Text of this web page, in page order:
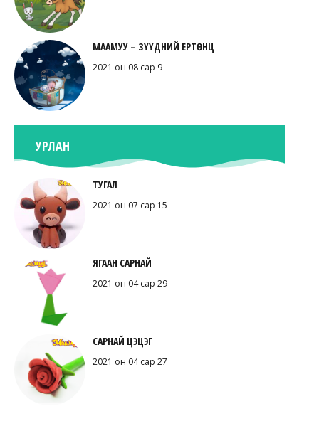
МААМУУ – ЗҮҮДНИЙ ЕРТӨНЦ
2021 он 08 сар 9
УРЛАН
ТУГАЛ
2021 он 07 сар 15
ЯГААН САРНАЙ
2021 он 04 сар 29
САРНАЙ ЦЭЦЭГ
2021 он 04 сар 27